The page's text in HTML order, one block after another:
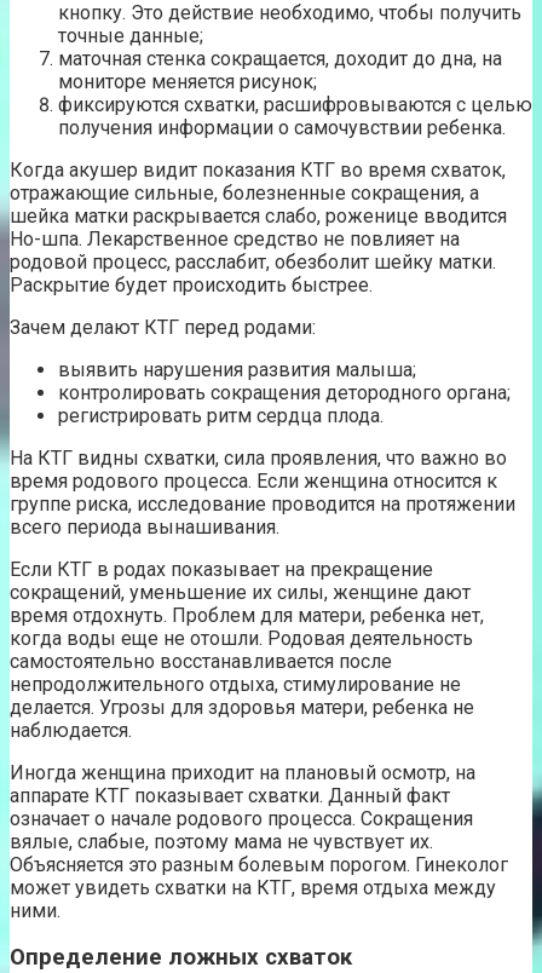
кнопку. Это действие необходимо, чтобы получить
точные данные;
маточная стенка сокращается, доходит до дна, на
мониторе меняется рисунок;
фиксируются схватки, расшифровываются с целью
получения информации о самочувствии ребенка.
Когда акушер видит показания КТГ во время схваток,
отражающие сильные, болезненные сокращения, а
шейка матки раскрывается слабо, роженице вводится
Но-шпа. Лекарственное средство не повлияет на
родовой процесс, расслабит, обезболит шейку матки.
Раскрытие будет происходить быстрее.
Зачем делают КТГ перед родами:
выявить нарушения развития малыша;
контролировать сокращения детородного органа;
регистрировать ритм сердца плода.
На КТГ видны схватки, сила проявления, что важно во
время родового процесса. Если женщина относится к
группе риска, исследование проводится на протяжении
всего периода вынашивания.
Если КТГ в родах показывает на прекращение
сокращений, уменьшение их силы, женщине дают
время отдохнуть. Проблем для матери, ребенка нет,
когда воды еще не отошли. Родовая деятельность
самостоятельно восстанавливается после
непродолжительного отдыха, стимулирование не
делается. Угрозы для здоровья матери, ребенка не
наблюдается.
Иногда женщина приходит на плановый осмотр, на
аппарате КТГ показывает схватки. Данный факт
означает о начале родового процесса. Сокращения
вялые, слабые, поэтому мама не чувствует их.
Объясняется это разным болевым порогом. Гинеколог
может увидеть схватки на КТГ, время отдыха между
ними.
Определение ложных схваток